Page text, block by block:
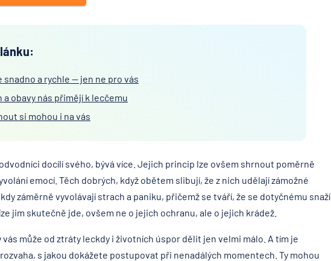
snadno a rychle — jen ne pro vás
a obavy nás přimějí k lecčemu
si mohou i na vás
docílí svého, bývá více. Jejich princip lze ovšem shrnout poměrně
emocí. Těch dobrých, když obětem slibují, že z nich udělají zámožné
záměrně vyvolávají strach a paniku, přičemž se tváří, že se dotyčnému snaží
jim skutečně jde, ovšem ne o jejich ochranu, ale o jejich krádež.
vás může od ztráty leckdy i životních úspor dělit jen velmi málo. A tím je
s jakou dokážete postupovat při nenadálých momentech. Ty mohou